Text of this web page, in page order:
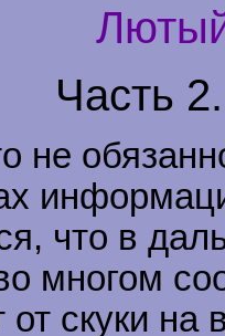
Часть
не
что в
многом
от скуки